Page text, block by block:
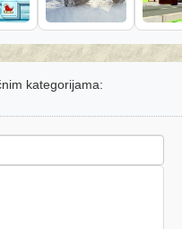
kategorijama: